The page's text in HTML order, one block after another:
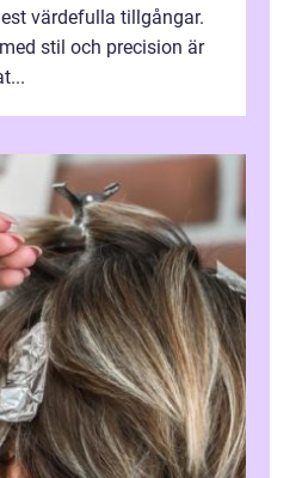
värdefulla tillgångar.
stil och precision är